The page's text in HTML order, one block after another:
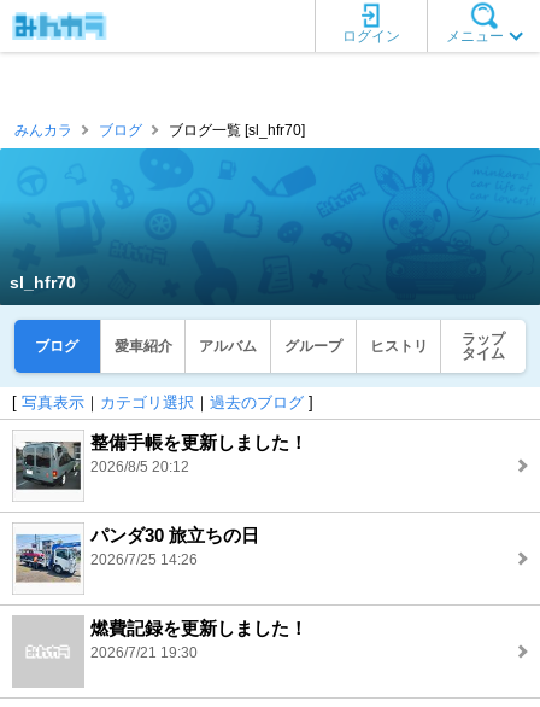
メニュー
ログイン
みんカラ ブログ ブログ一覧 [sl_hfr70]
sl_hfr70
ブログ 愛車紹介 アルバム グループ ヒストリ
ラップ
タイム
[ 写真表示 ｜ カテゴリ選択 ｜ 過去のブログ ]
整備手帳を更新しました！
2026/8/5 20:12
パンダ30 旅立ちの日
2026/7/25 14:26
燃費記録を更新しました！
2026/7/21 19:30